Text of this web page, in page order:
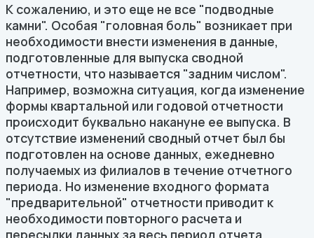
К сожалению, и это еще не все "подводные
камни". Особая "головная боль" возникает при
необходимости внести изменения в данные,
подготовленные для выпуска сводной
отчетности, что называется "задним числом".
Например, возможна ситуация, когда изменение
формы квартальной или годовой отчетности
происходит буквально накануне ее выпуска. В
отсутствие изменений сводный отчет был бы
подготовлен на основе данных, ежедневно
получаемых из филиалов в течение отчетного
периода. Но изменение входного формата
"предварительной" отчетности приводит к
необходимости повторного расчета и
пересылки данных за весь период отчета.